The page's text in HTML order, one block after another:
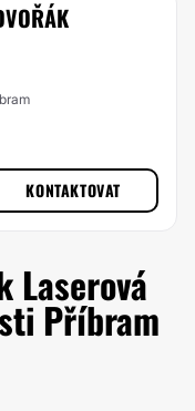
KONTAKTOVAT
Laserová
Příbram